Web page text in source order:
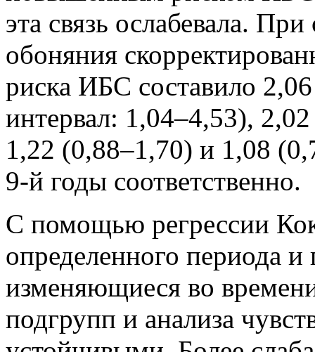
эта связь ослабевала.
обоняния
риска ИБС составило
интервал: 1,04–4,53),
1,22 (0,88–1,70) и 1,08
9-й годы соответственно.
С помощью регрессии
определенного периода
изменяющиеся во
подгрупп и анализа